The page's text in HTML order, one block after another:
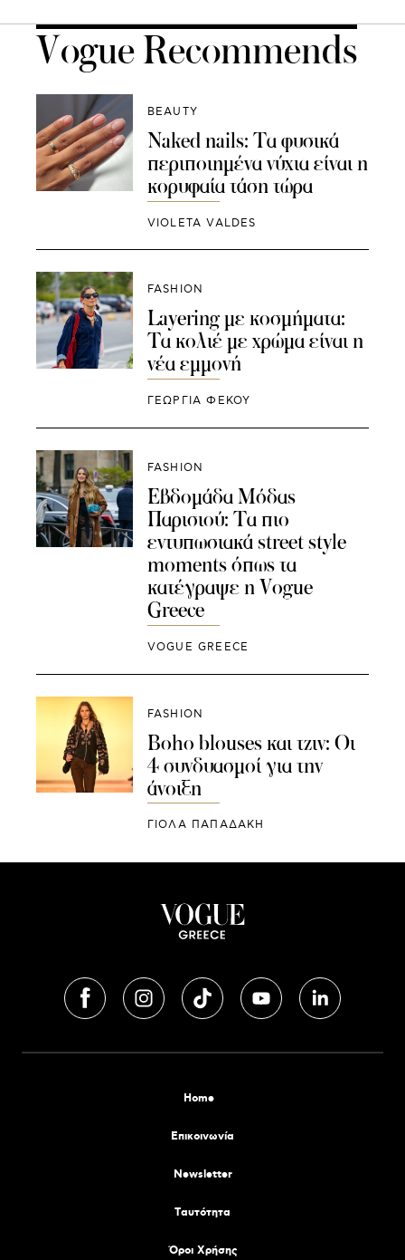
Vogue Recommends
BEAUTY
Naked nails: Τα φυσικά
περιποιημένα νύχια είναι η
κορυφαία τάση τώρα
VIOLETA VALDES
FASHION
Layering με κοσμήματα:
Τα κολιέ με χρώμα είναι η
νέα εμμονή
ΓΕΩΡΓΙΑ ΦΕΚΟΥ
FASHION
Εβδομάδα Μόδας
Παρισιού: Τα πιο
εντυπωσιακά street style
moments όπως τα
κατέγραψε η Vogue
Greece
VOGUE GREECE
FASHION
Boho blouses και τζιν: Οι
4 συνδυασμοί για την
άνοιξη
ΓΙΌΛΑ ΠΑΠΑΔΆΚΗ
Home
Επικοινωνία
Newsletter
Tαυτότητα
Όροι Χρήσης